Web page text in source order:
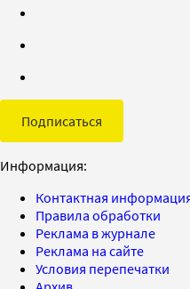
Подписаться
Информация:
Контактная
Правила обработки
Реклама в журнале
Реклама на сайте
Условия перепечатки